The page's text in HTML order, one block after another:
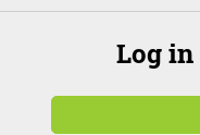
Log in